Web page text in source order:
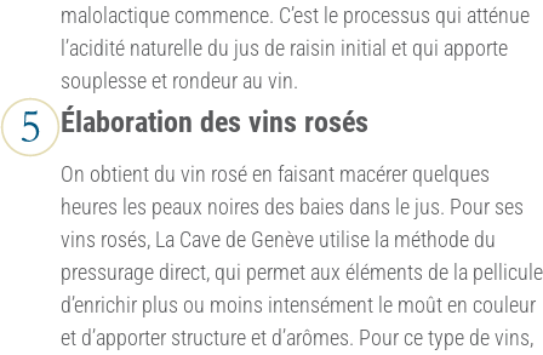
malolactique commence. C’est le processus qui atténue
l’acidité naturelle du jus de raisin initial et qui apporte
souplesse et rondeur au vin.
Élaboration des vins rosés
On obtient du vin rosé en faisant macérer quelques
heures les peaux noires des baies dans le jus. Pour ses
vins rosés, La Cave de Genève utilise la méthode du
pressurage direct, qui permet aux éléments de la pellicule
d’enrichir plus ou moins intensément le moût en couleur
et d’apporter structure et d’arômes. Pour ce type de vins,